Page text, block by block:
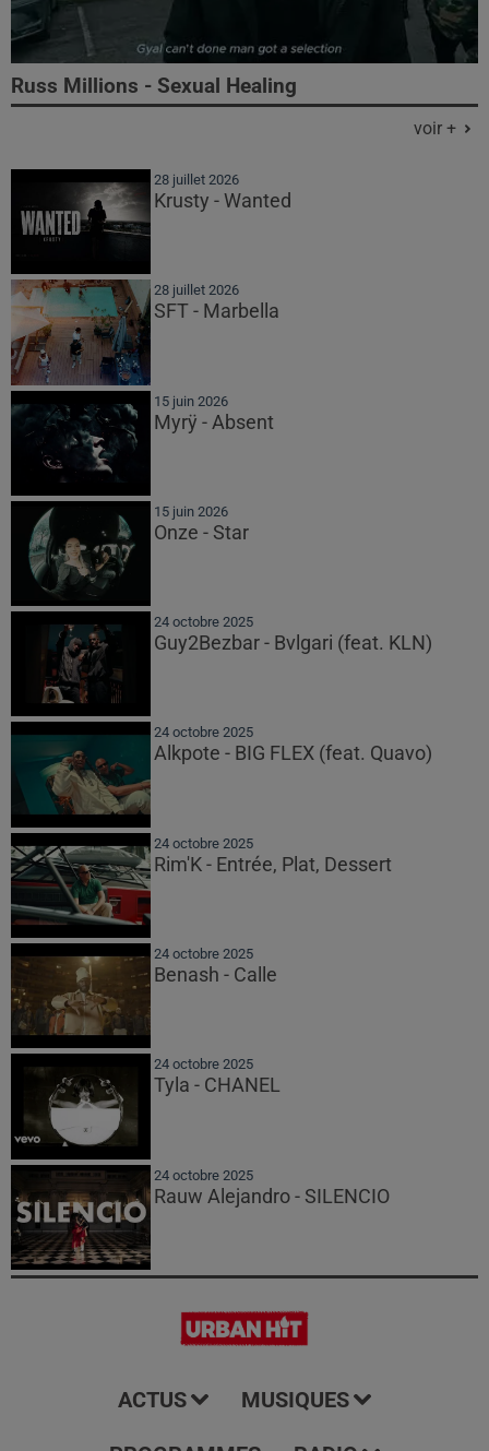
Russ Millions - Sexual Healing
voir +
28 juillet 2026
Krusty - Wanted
28 juillet 2026
SFT - Marbella
15 juin 2026
Myrÿ - Absent
15 juin 2026
Onze - Star
24 octobre 2025
Guy2Bezbar - Bvlgari (feat. KLN)
24 octobre 2025
Alkpote - BIG FLEX (feat. Quavo)
24 octobre 2025
Rim'K - Entrée, Plat, Dessert
24 octobre 2025
Benash - Calle
24 octobre 2025
Tyla - CHANEL
24 octobre 2025
Rauw Alejandro - SILENCIO
ACTUS MUSIQUES